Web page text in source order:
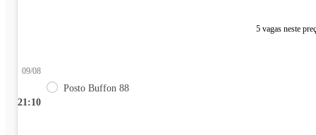
5 vagas neste
21:10
09/08
Posto Buffon 88